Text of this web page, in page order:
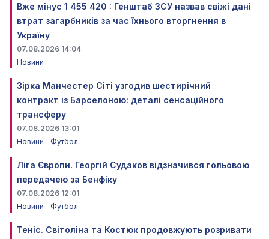
Вже мінус 1 455 420 : Генштаб ЗСУ назвав свіжі дані
втрат загарбників за час їхнього вторгнення в
Україну
07.08.2026 14:04
Новини
Зірка Манчестер Сіті узгодив шестирічний
контракт із Барселоною: деталі сенсаційного
трансферу
07.08.2026 13:01
Новини
Футбол
Ліга Європи. Георгій Судаков відзначився гольовою
передачею за Бенфіку
07.08.2026 12:01
Новини
Футбол
Теніс. Світоліна та Костюк продовжують розривати